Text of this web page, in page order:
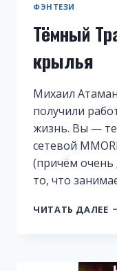
ФЭНТЕЗИ
Тёмный
крылья
Михаил
получили
жизнь. Вы —
сетевой
(причём очень
то, что
ЧИТАТЬ ДАЛЕЕ